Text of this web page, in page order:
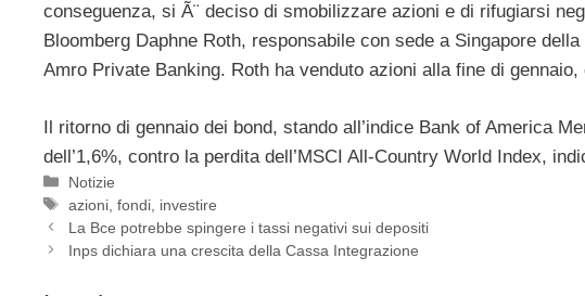
conseguenza, si Ã¨ deciso di smobilizzare azioni e di rifugiarsi
Bloomberg Daphne Roth, responsabile con sede a Singapore
Amro Private Banking. Roth ha venduto azioni alla fine di
Il ritorno di gennaio dei bond, stando all’indice Bank of America
dell’1,6%, contro la perdita dell’MSCI All-Country World Index,
Categorie
Notizie
Tag
azioni ,fondi investire
La Bce potrebbe spingere i tassi negativi sui depositi
Inps dichiara una crescita della Cassa Integrazione